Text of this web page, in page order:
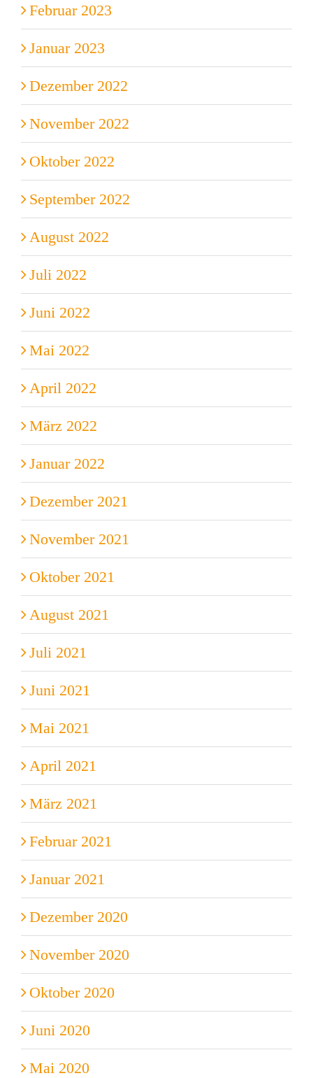
Februar 2023
Januar 2023
Dezember 2022
November 2022
Oktober 2022
September 2022
August 2022
Juli 2022
Juni 2022
Mai 2022
April 2022
März 2022
Januar 2022
Dezember 2021
November 2021
Oktober 2021
August 2021
Juli 2021
Juni 2021
Mai 2021
April 2021
März 2021
Februar 2021
Januar 2021
Dezember 2020
November 2020
Oktober 2020
Juni 2020
Mai 2020